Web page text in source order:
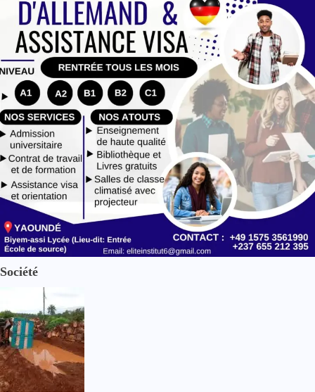
Société